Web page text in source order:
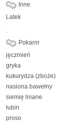
Inne
Latek
Pokarm
jęczmień
gryka
kukurydza (zboże)
nasiona bawełny
siemię lniane
łubin
proso